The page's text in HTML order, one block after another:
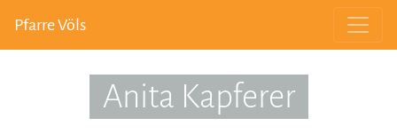
Pfarre Völs
Anita Kapferer